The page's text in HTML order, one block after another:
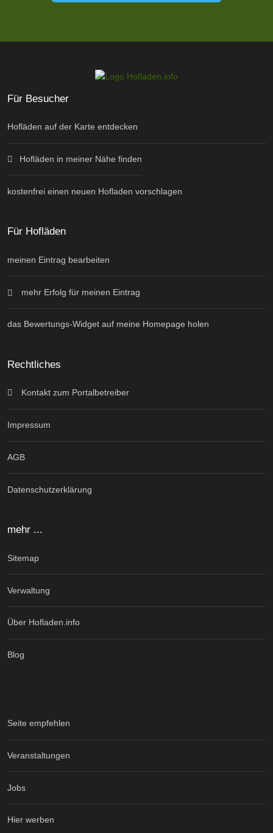
Für Besucher
Hofläden auf der Karte entdecken
Hofläden in meiner Nähe finden
kostenfrei einen neuen Hofladen vorschlagen
Für Hofläden
meinen Eintrag bearbeiten
mehr Erfolg für meinen Eintrag
das Bewertungs-Widget auf meine Homepage holen
Rechtliches
Kontakt zum Portalbetreiber
Impressum
AGB
Datenschutzerklärung
mehr ...
Sitemap
Verwaltung
Über Hofladen.info
Blog
Seite empfehlen
Veranstaltungen
Jobs
Hier werben